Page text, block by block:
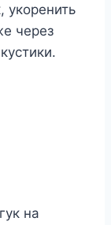
укоренить
через
на